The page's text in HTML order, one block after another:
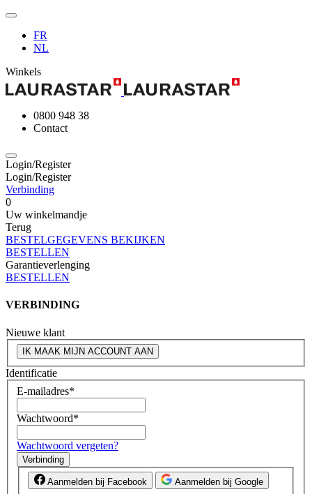
FR
NL
Winkels
0800 948 38
Contact
Login/Register
Login/Register
Verbinding
0
Uw winkelmandje
Terug
BESTELGEGEVENS BEKIJKEN
BESTELLEN
Garantieverlenging
BESTELLEN
VERBINDING
Nieuwe klant
IK MAAK MIJN ACCOUNT AAN
Identificatie
E-mailadres*
Wachtwoord*
Wachtwoord vergeten?
Verbinding
Aanmelden bij Facebook Aanmelden bij Google